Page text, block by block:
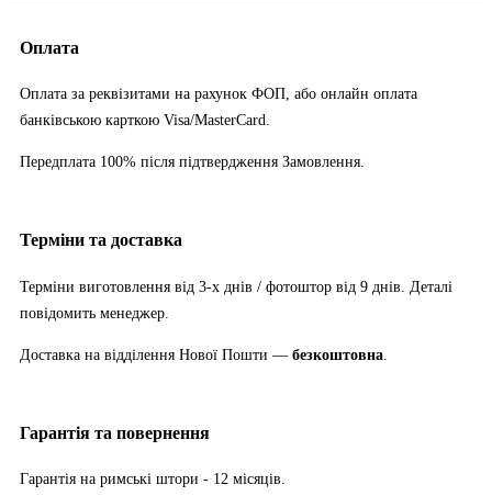
Оплата
Оплата за реквізитами на рахунок ФОП, або онлайн оплата
банківською карткою Visa/MasterCard.
Передплата 100% після підтвердження Замовлення.
Терміни та доставка
Терміни виготовлення від 3-х днів / фотоштор від 9 днів. Деталі
повідомить менеджер.
Доставка на відділення Нової Пошти — безкоштовна
Гарантія та повернення
Гарантія на римські штори - 12 місяців.